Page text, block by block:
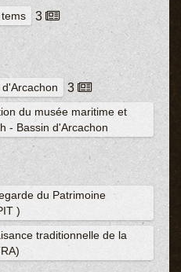
3
3
du musée maritime et
- Bassin d'Arcachon
du Patrimoine
)
traditionnelle de la